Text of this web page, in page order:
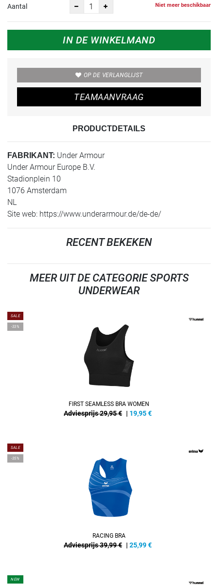
Aantal Niet meer beschikbaar
IN DE WINKELMAND
OP DE VERLANGLIJST
TEAMAANVRAAG
PRODUCTDETAILS
FABRIKANT: Under Armour
Under Armour Europe B.V.
Stadionplein 10
1076 Amsterdam
NL
Site web: https://www.underarmour.de/de-de/
RECENT BEKEKEN
MEER UIT DE CATEGORIE SPORTS
UNDERWEAR
SALE
-33%
FIRST SEAMLESS BRA WOMEN
Adviesprijs 29,95 € | 19,95€
SALE
-35%
RACING BRA
Adviesprijs 39,99 € | 25,99€
NEW